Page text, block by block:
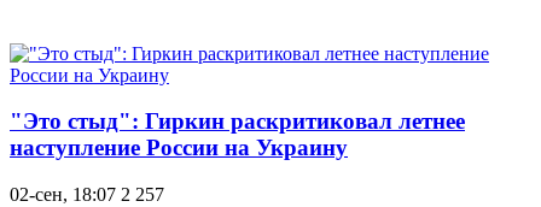
"Это стыд": Гиркин раскритиковал летнее
наступление России на Украину
02-сен, 18:07 2 257